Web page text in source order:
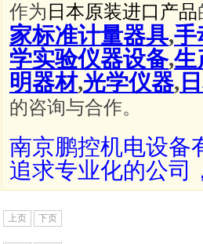
作为 日本原装进口产品
家标准计量器具,手
学实验仪器设备,生
明器材,光学仪器,
的咨询与合作。
南京鹏控机电设备
追求专业化的公司
上页 下页